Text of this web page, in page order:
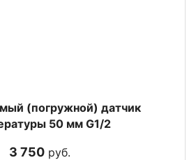
(погружной) датчик
50 мм G1/2
3 750 руб.